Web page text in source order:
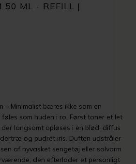
50 ML - REFILL |
– Minimalist bæres ikke som en
som huden i ro. Først toner et let
langsomt opløses i en blød, diffus
og pudret iris. Duften udstråler
af nyvasket sengetøj eller solvarm
den efterlader et personligt